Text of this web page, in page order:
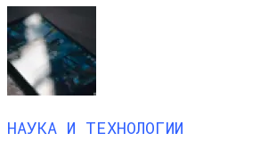
НАУКА И ТЕХНОЛОГИИ